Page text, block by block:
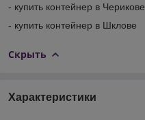
- купить контейнер в Черикове
- купить контейнер в Шклове
Скрыть
Характеристики